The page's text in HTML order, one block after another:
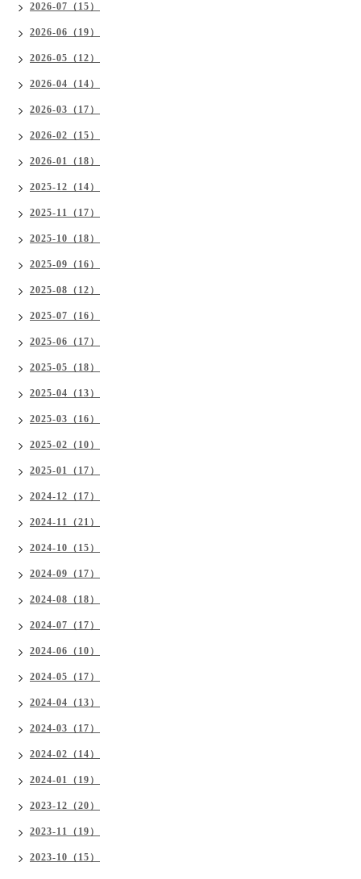
2026-07（15）
2026-06（19）
2026-05（12）
2026-04（14）
2026-03（17）
2026-02（15）
2026-01（18）
2025-12（14）
2025-11（17）
2025-10（18）
2025-09（16）
2025-08（12）
2025-07（16）
2025-06（17）
2025-05（18）
2025-04（13）
2025-03（16）
2025-02（10）
2025-01（17）
2024-12（17）
2024-11（21）
2024-10（15）
2024-09（17）
2024-08（18）
2024-07（17）
2024-06（10）
2024-05（17）
2024-04（13）
2024-03（17）
2024-02（14）
2024-01（19）
2023-12（20）
2023-11（19）
2023-10（15）